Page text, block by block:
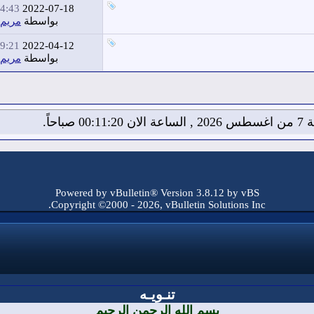
2022-07-18
PM
بواسطة
2022-04-12
PM
بواسطة
Powered by vBulletin® Version 3.8.12 by vBS
Copyright ©2000 - 2026, vBulletin Solutions Inc.
تنـويـه
بسم الله الرحمن الرحيم